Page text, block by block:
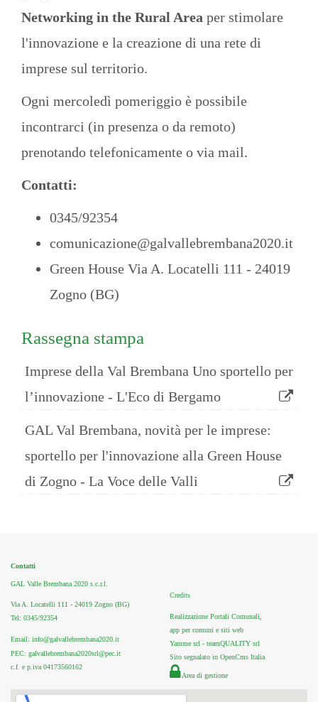
Networking in the Rural Area per stimolare
l'innovazione e la creazione di una rete di
imprese sul territorio.
Ogni mercoledì pomeriggio è possibile
incontrarci (in presenza o da remoto)
prenotando telefonicamente o via mail.
Contatti:
0345/92354
comunicazione@galvallebrembana2020.it
Green House Via A. Locatelli 111 - 24019
Zogno (BG)
Rassegna stampa
Imprese della Val Brembana Uno sportello per
l’innovazione - L'Eco di Bergamo
GAL Val Brembana, novità per le imprese:
sportello per l'innovazione alla Green House
di Zogno - La Voce delle Valli
Contatti
GAL Valle Brembana 2020 s.c.r.l.
Via A. Locatelli 111 - 24019 Zogno (BG)
Tel: 0345/92354
Email: info@galvallebrembana2020.it
PEC: galvallebrembana2020srl@pec.it
c.f. e p.iva 04173560162
Credits
Realizzazione Portali Comunali,
app per comuni e siti web
Yamme srl - teamQUALITY srl
Sito segnalato in OpenCms Italia
Area di gestione